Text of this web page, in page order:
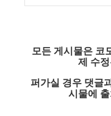
모든 게시물은 코
제 수
퍼가실 경우 댓글
시물에